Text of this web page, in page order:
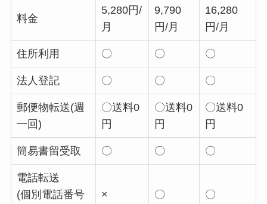
料金
5,280円/
月
9,790
円/月
16,280
円/月
住所利用 〇 〇 〇
法人登記 〇 〇 〇
郵便物転送(週
一回)
〇送料0
円
〇送料0
円
〇送料0
円
簡易書留受取 〇 〇 〇
電話転送
(個別電話番号
× 〇 〇